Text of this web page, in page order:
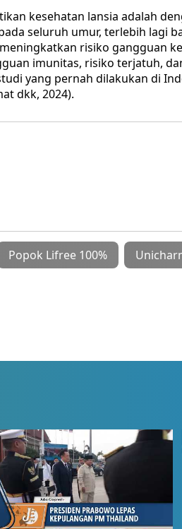
kesehatan lansia adalah
seluruh umur, terlebih lagi
risiko gangguan
imunitas, risiko terjatuh,
yang pernah dilakukan di
dkk, 2024).
Popok Lifree 100%